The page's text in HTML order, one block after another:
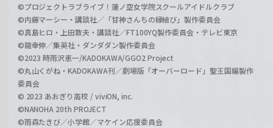
©プロジェクトラブライブ！蓮ノ空女学院スクールアイドルクラブ
©内藤マーシー・講談社／「甘神さんちの縁結び」製作委員会
©真島ヒロ・上田敦夫・講談社／FT100YQ製作委員会・テレビ東京
©龍幸伸／集英社・ダンダダン製作委員会
©2023 時雨沢恵一/KADOKAWA/GGO2 Project
©丸山くがね・KADOKAWA刊／劇場版「オーバーロード」聖王国編製作
委員会
© 2023 あおぎり高校 / viviON, inc.
©NANOHA 20th PROJECT
©雨森たきび／小学館／マケイン応援委員会